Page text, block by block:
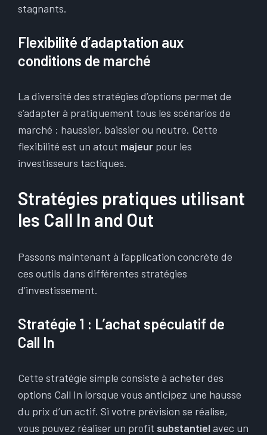
stagnants.
Flexibilité d’adaptation aux
conditions de marché
La diversité des stratégies d’options permet de
s’adapter à pratiquement tous les scénarios de
marché : haussier, baissier ou neutre. Cette
flexibilité est un atout majeur pour les
investisseurs tactiques.
Stratégies pratiques utilisant
les Call In and Out
Passons maintenant à l’application concrète de
ces outils dans différentes stratégies
d’investissement.
Stratégie 1 : L’achat spéculatif de
Call In
Cette stratégie simple consiste à acheter des
options Call In lorsque vous anticipez une hausse
du prix d’un actif. Si votre prévision se réalise,
vous pouvez réaliser un profit substantiel avec un